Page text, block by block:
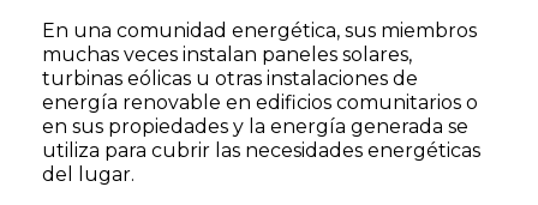
En una comunidad energética, sus miembros
muchas veces instalan paneles solares,
turbinas eólicas u otras instalaciones de
energía renovable en edificios comunitarios o
en sus propiedades y la energía generada se
utiliza para cubrir las necesidades energéticas
del lugar.